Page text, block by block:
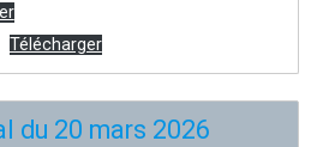
Télécharger
du 20 mars 2026